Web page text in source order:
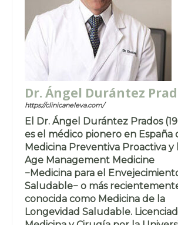
Dr. Ángel Durántez
https://clinicaneleva.com/
El Dr. Ángel Durántez Prados
es el médico pionero en España
Medicina Preventiva Proactiva y
Age Management Medicine
−Medicina para el
Saludable− o más
conocida como Medicina de la
Longevidad Saludable.